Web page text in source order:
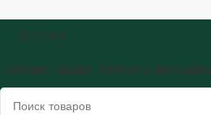
КАТАЛОГ
СЕРВИС АКЦИИ ОПЛАТА И ДОСТАВКА